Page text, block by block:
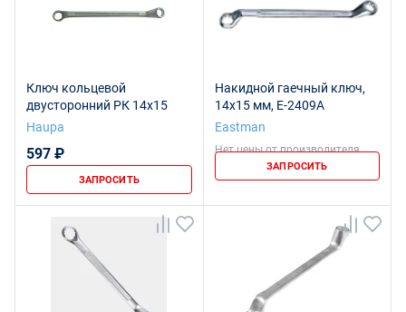
Ключ кольцевой
двусторонний РК 14x15
Haupa
597 ₽
ЗАПРОСИТЬ
Накидной гаечный ключ,
14x15 мм, E-2409A
Eastman
Нет цены от производителя
ЗАПРОСИТЬ